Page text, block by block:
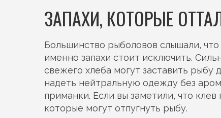
ЗАПАХИ, КОТОРЫЕ
Большинство рыболовов слышали, что
именно запахи стоит исключить.
свежего хлеба могут заставить рыбу
надеть нейтральную одежду без
приманки. Если вы заметили, что клев
которые могут отпугнуть рыбу.